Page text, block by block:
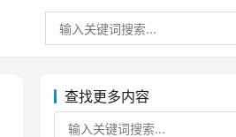
查找更多内容